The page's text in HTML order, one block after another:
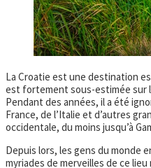
La Croatie est une destination
est fortement sous-estimée sur
Pendant des années, il a été
France, de l’Italie et d’autres
occidentale, du moins jusqu’à
Depuis lors, les gens du monde
myriades de merveilles de ce